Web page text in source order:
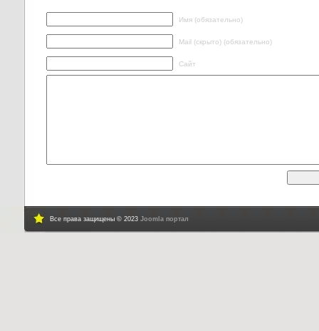
Имя (обязательно)
Mail (скрыто) (обязательно)
Сайт
Все права защищены © 2023 Joomla портал